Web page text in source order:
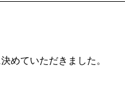
めていただきました。